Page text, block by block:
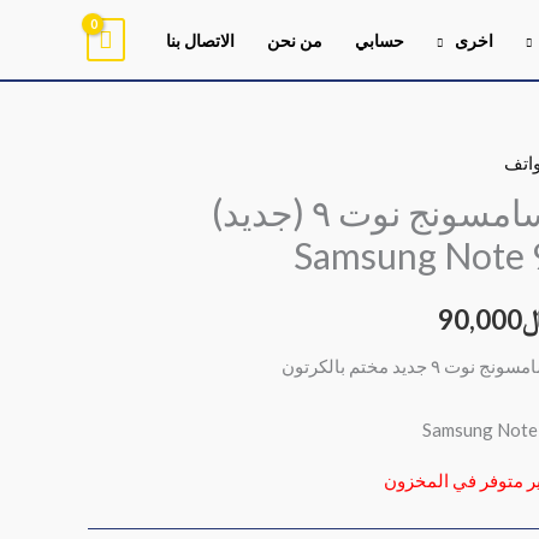
اخرى حسابي من نحن الاتصال بنا
سامسونج نوت ٩ (جديد)
Samsung Note
90,000
نوت ٩ جديد مختم بالكرتون
Samsung
متوفر في المخزون